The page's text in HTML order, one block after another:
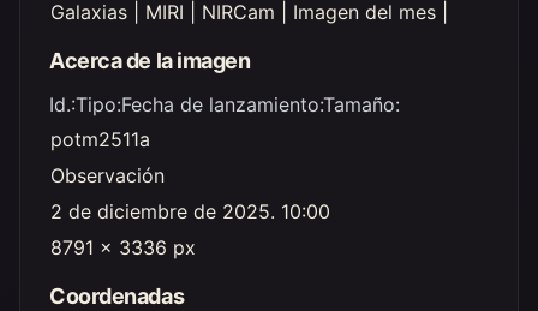
Galaxias | MIRI | NIRCam | Imagen del mes |
Acerca de la imagen
Id.:Tipo:Fecha de lanzamiento:Tamaño:
potm2511a
Observación
2 de diciembre de 2025. 10:00
8791 x 3336 px
Coordenadas